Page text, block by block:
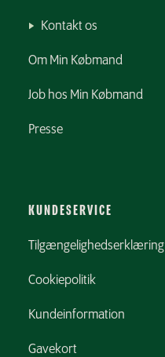
Kontakt os
Om Min Købmand
Job hos Min Købmand
Presse
KUNDESERVICE
Tilgængelighedserklæring
Cookiepolitik
Kundeinformation
Gavekort